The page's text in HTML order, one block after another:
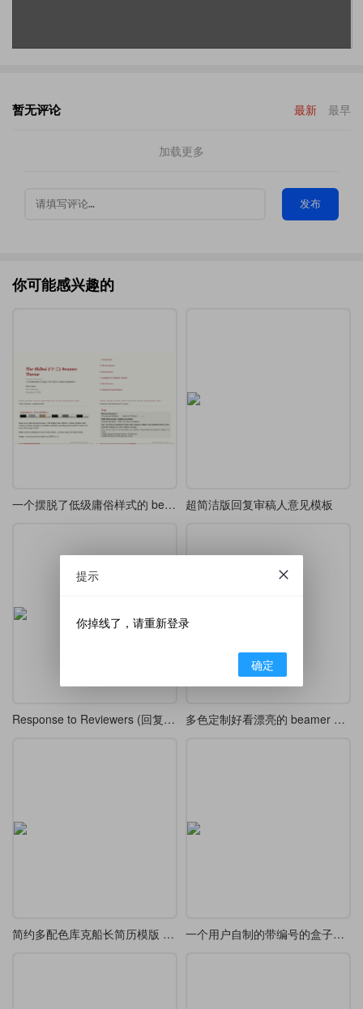
暂无评论 最新 最早
加载更多
发布
你可能感兴趣的
一个摆脱了低级庸俗样式的 beamer 主题 超简洁版回复审稿人意见模板
Response to Reviewers (回复编辑和审稿人意见又一新模板) 多色定制好看漂亮的 beamer 主题样式
简约多配色库克船长简历模版 - 升级版 一个用户自制的带编号的盒子宏包
提示
你掉线了，请重新登录
确定